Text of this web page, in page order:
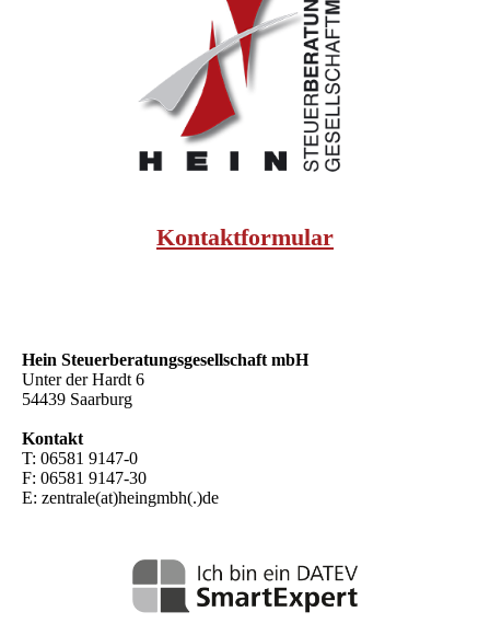
Kontaktformular
Hein Steuer­beratungs­gesellschaft mbH
Unter der Hardt 6
54439 Saarburg
Kontakt
T: 06581 9147-0
F: 06581 9147-30
E: zentrale(at)heingmbh(.)de